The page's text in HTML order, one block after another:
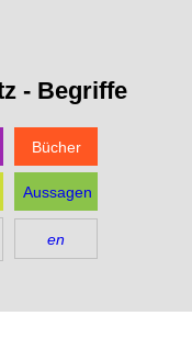
- Begriffe
Bücher
Aussagen
en